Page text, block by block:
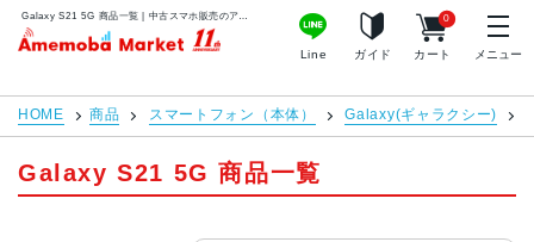
アメモバマーケット
Line ガイド カート
0
メニュー
HOME 商品 スマートフォン（本体） Galaxy(ギャラクシー)
Galaxy S21 5G 商品一覧